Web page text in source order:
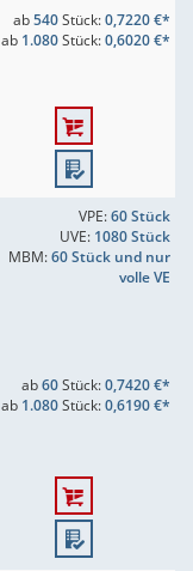
ab540Stück:0,7220 €*
ab 1.080Stück:0,6020 €*
VPE:60 Stück
UVE: 1080 Stück
MBM:60 Stück und nur
volle VE
ab60Stück:0,7420 €*
ab 1.080Stück:0,6190 €*